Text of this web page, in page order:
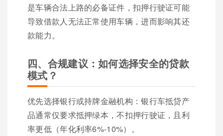
是车辆合法上路的必备证件，扣押行驶证可能
导致借款人无法正常使用车辆，进而影响其还
款能力。
四、合规建议：如何选择安全的贷款
模式？
优先选择银行或持牌金融机构：银行车抵贷产
品通常仅要求抵押绿本，不扣押行驶证，且利
率更低（年化利率6%-10%）。